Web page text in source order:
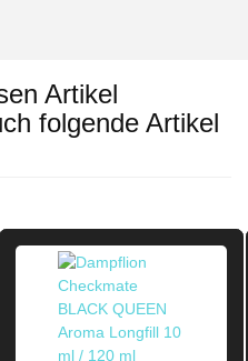
Artikel
folgende Artikel